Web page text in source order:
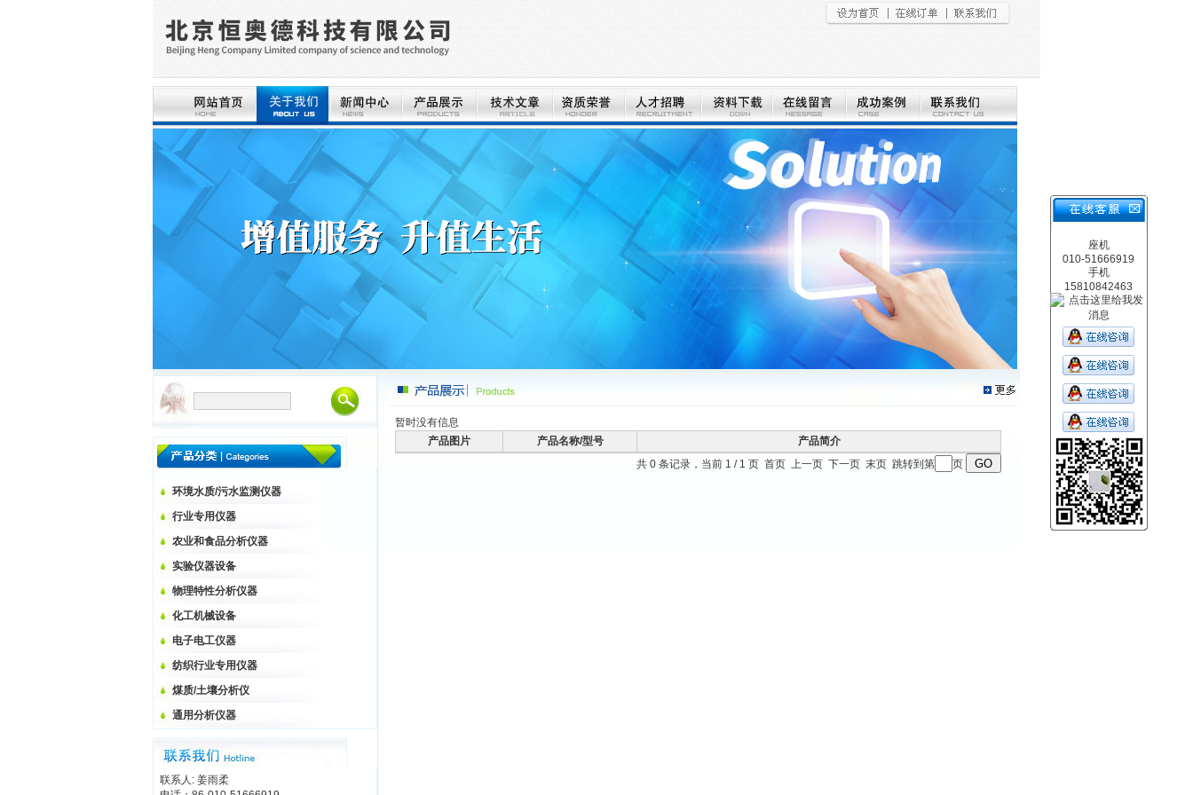
座机
010-51666919
手机
15810842463
环境水质/污水监测仪器
行业专用仪器
农业和食品分析仪器
实验仪器设备
物理特性分析仪器
化工机械设备
电子电工仪器
纺织行业专用仪器
煤质/土壤分析仪
通用分析仪器
联系人: 姜雨柔
暂时没有信息
产品图片
产品名称/型号
产品简介
共 0 条记录，当前 1 / 1 页 首页 上一页 下一页 末页 跳转到第
页